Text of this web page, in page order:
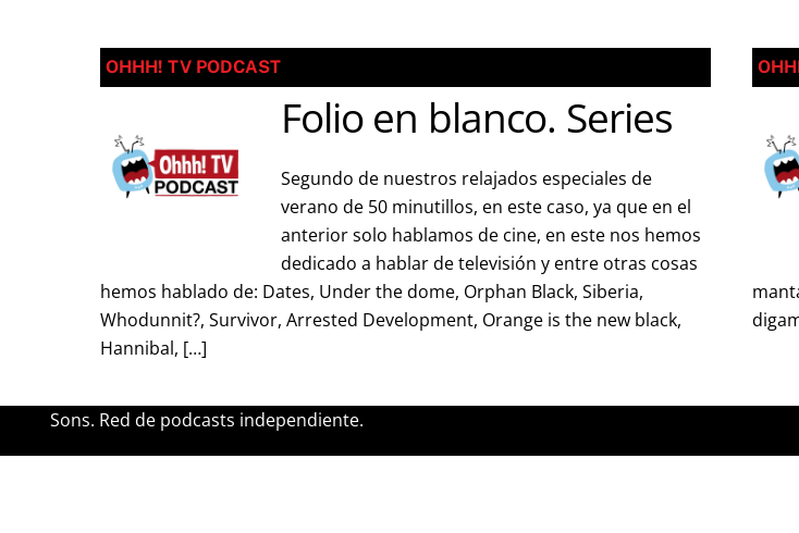
OHHH! TV PODCAST
Folio en blanco. Series
Segundo de nuestros relajados especiales de
verano de 50 minutillos, en este caso, ya que en el
anterior solo hablamos de cine, en este nos hemos
dedicado a hablar de televisión y entre otras cosas
hemos hablado de: Dates, Under the dome, Orphan Black, Siberia,
Whodunnit?, Survivor, Arrested Development, Orange is the new black,
Hannibal, […]
Sons. Red de podcasts independiente.